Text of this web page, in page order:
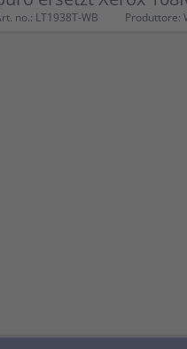
no.: LT1938T-WB Produttore: